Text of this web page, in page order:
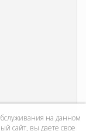
на данном
сайт, вы даете свое